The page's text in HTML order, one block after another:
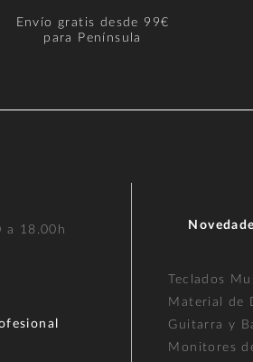
Envío gratis desde 99€
para Península
a 18.00h
Teclados
Material de
Guitarra y
Monitores